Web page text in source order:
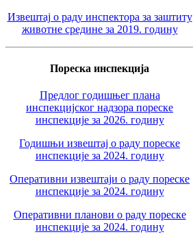
Извештај о раду инспектора за заштиту
животне средине за 2019. годину
Пореска инспекција
Предлог годишњег плана
инспекцијског надзора пореске
инспекције за 2026. годину
Годишњи извештај о раду пореске
инспекције за 2024. годину
Оперативни извештаји о раду пореске
инспекције за 2024. годину
Оперативни планови о раду пореске
инспекције за 2024. годину